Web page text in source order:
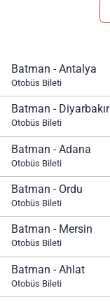
Batman - Antalya
Otobüs Bileti
Batman - Diyarbakır
Otobüs Bileti
Batman - Adana
Otobüs Bileti
Batman - Ordu
Otobüs Bileti
Batman - Mersin
Otobüs Bileti
Batman - Ahlat
Otobüs Bileti